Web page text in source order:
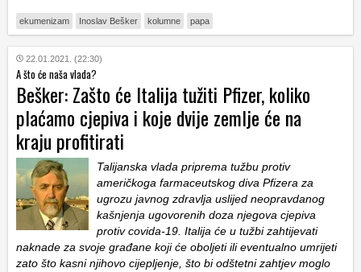
ekumenizam Inoslav Bešker kolumne papa
22.01.2021. (22:30)
A što će naša vlada?
Bešker: Zašto će Italija tužiti Pfizer, koliko
plaćamo cjepiva i koje dvije zemlje će na
kraju profitirati
Talijanska vlada priprema tužbu protiv
američkoga farmaceutskog diva Pfizera za
ugrozu javnog zdravlja uslijed neopravdanog
kašnjenja ugovorenih doza njegova cjepiva
protiv covida-19. Italija će u tužbi zahtijevati
naknade za svoje građane koji će oboljeti ili eventualno umrijeti
zato što kasni njihovo cijepljenje, što bi odštetni zahtjev moglo